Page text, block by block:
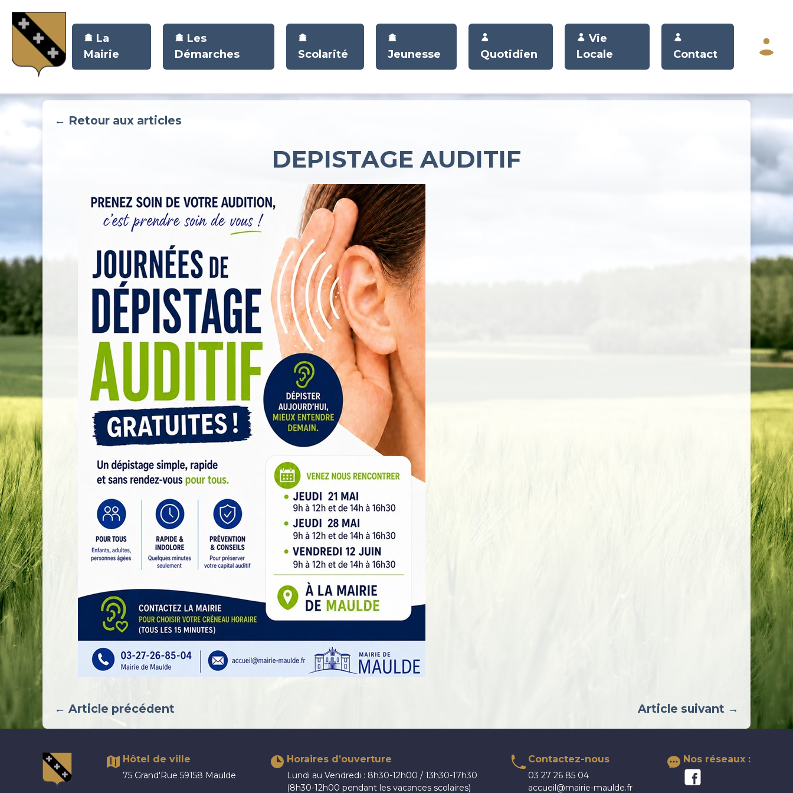
La
Mairie
Les
Démarches
Scolarité Jeunesse Quotidien
Vie
Locale
Contact
← Retour aux articles
DEPISTAGE AUDITIF
← Article précédent Article suivant →
Hôtel de ville
75 Grand'Rue 59158 Maulde
Horaires d’ouverture
Lundi au Vendredi : 8h30-12h00 / 13h30-17h30
(8h30-12h00 pendant les vacances scolaires)
Contactez-nous
03 27 26 85 04
accueil@mairie-maulde.fr
Nos réseaux :